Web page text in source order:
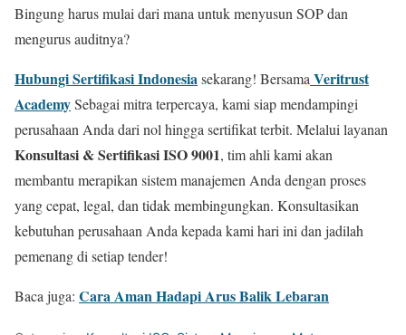
Bingung harus mulai dari mana untuk menyusun SOP dan
mengurus auditnya?
Hubungi Sertifikasi Indonesiasekarang! Bersama Veritrust
AcademySebagai mitra terpercaya, kami siap mendampingi
perusahaan Anda dari nol hingga sertifikat terbit. Melalui layanan
Konsultasi & Sertifikasi ISO 9001, tim ahli kami akan
membantu merapikan sistem manajemen Anda dengan proses
yang cepat, legal, dan tidak membingungkan. Konsultasikan
kebutuhan perusahaan Anda kepada kami hari ini dan jadilah
pemenang di setiap tender!
Baca juga: Cara Aman Hadapi Arus Balik Lebaran